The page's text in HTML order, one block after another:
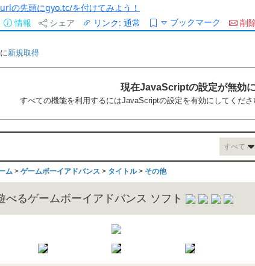
urlの先頭にgyo.tc/を付けてみよう！
情報
シェア リンク: 通常 ブックマーク 削